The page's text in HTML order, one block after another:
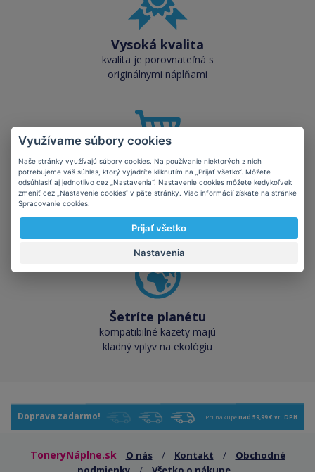
Vysoká kvalita
kvalita je porovnateľná s
originálnymi náplňami
Skladom takmer
všetko
zásob pre okamžitý odber
Šetríte planétu
kompatibilné kazety majú
kladný vplyv na ekológiu
Doprava zadarmo! Pri nákupe nad 59,99 € vr. DPH
ToneryNáplne.sk O nás / Kontakt /
Obchodné
Využívame súbory cookies
Naše stránky využívajú súbory cookies. Na používanie niektorých z nich
potrebujeme váš súhlas, ktorý vyjadríte kliknutím na „Prijať všetko“. Môžete
odsúhlasiť aj jednotlivo cez „Nastavenia“. Nastavenie cookies môžete kedykoľvek
zmeniť cez „Nastavenie cookies“ v päte stránky. Viac informácií získate na stránke
Spracovanie cookies
Prijať všetko
Nastavenia